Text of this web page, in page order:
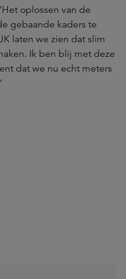
oplossen van de
gebaande kaders te
laten we zien dat slim
Ik ben blij met deze
dat we nu echt meters